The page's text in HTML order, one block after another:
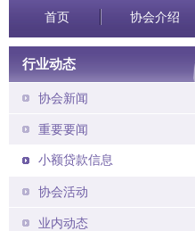
首页 协会介绍
行业动态
协会新闻
重要要闻
小额贷款信息
协会活动
业内动态